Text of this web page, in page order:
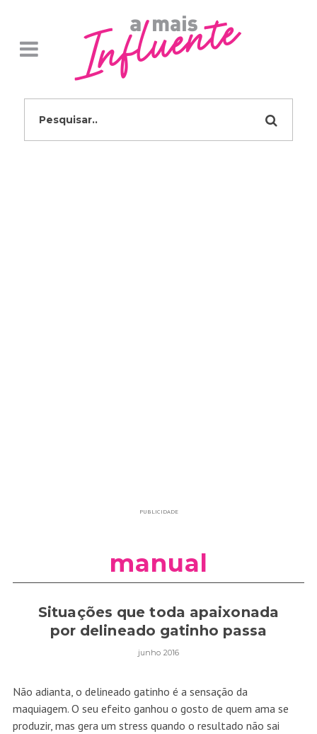
PUBLICIDADE
manual
Situações que toda apaixonada
por delineado gatinho passa
junho 2016
Não adianta, o delineado gatinho é a sensação da
maquiagem. O seu efeito ganhou o gosto de quem ama se
produzir, mas gera um stress quando o resultado não sai